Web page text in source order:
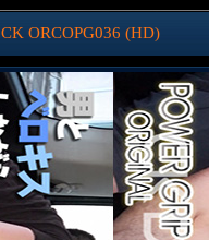
CK ORCOPG036 (HD)